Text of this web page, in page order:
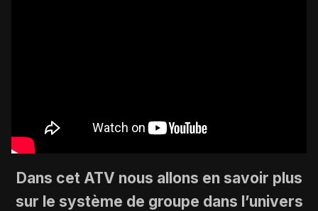
Dans cet ATV nous allons en savoir plus
sur le système de groupe dans l’univers